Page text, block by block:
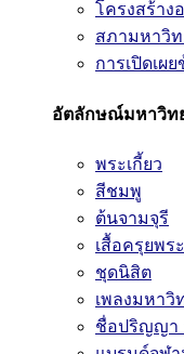
โครงสร้าง
สภามหาวิท
การเปิดเผ
อัตลักษณ์มหาวิท
พระเกี้ยว
สีชมพู
ต้นจามจุรี
เสื้อครุยพร
ชุดนิสิต
เพลงมหาวิ
ชื่อปริญญา